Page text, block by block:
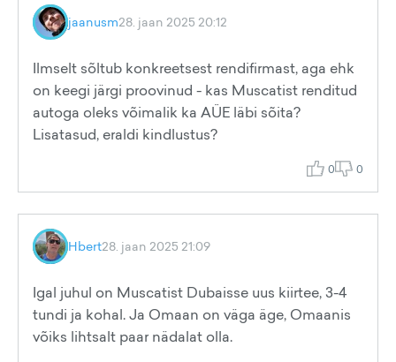
jaanusm28. jaan 2025 20:12
Ilmselt sõltub konkreetsest rendifirmast, aga ehk
on keegi järgi proovinud - kas Muscatist renditud
autoga oleks võimalik ka AÜE läbi sõita?
Lisatasud, eraldi kindlustus?
0 0
Hbert28. jaan 2025 21:09
Igal juhul on Muscatist Dubaisse uus kiirtee, 3-4
tundi ja kohal. Ja Omaan on väga äge, Omaanis
võiks lihtsalt paar nädalat olla.